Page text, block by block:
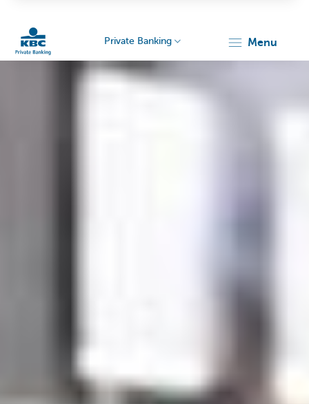
Private Banking menu